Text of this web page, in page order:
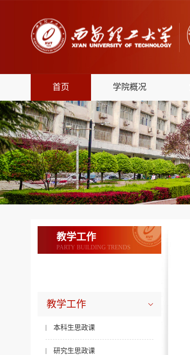
首页 学院概况
教学工作
PARTY BUILDING TRENDS
教学工作
本科生思政课
研究生思政课